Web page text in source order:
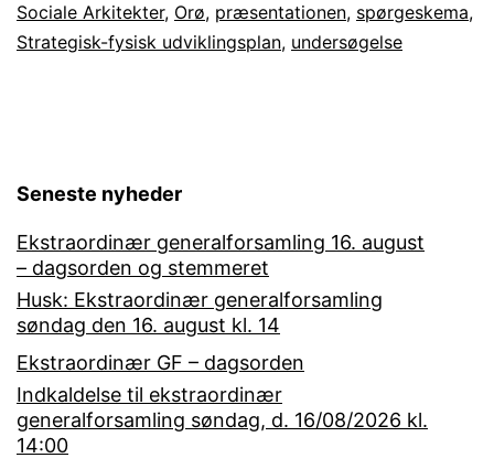
Strategisk-
fysisk
Sociale Arkitekter, Orø, præsentationen, spørgeskema,
Strategisk-fysisk udviklingsplan, undersøgelse
Seneste nyheder
Ekstraordinær generalforsamling 16. august
– dagsorden og stemmeret
Husk: Ekstraordinær generalforsamling
søndag den 16. august kl. 14
Ekstraordinær GF – dagsorden
Indkaldelse til ekstraordinær
generalforsamling søndag, d. 16/08/2026 kl.
14:00